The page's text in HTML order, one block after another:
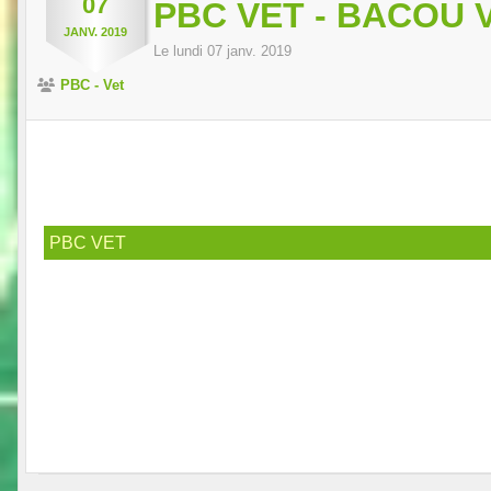
JANV. 2019 PBC VET - BACOU
Le lundi 07 janv. 2019
PBC - Vet
PBC VET